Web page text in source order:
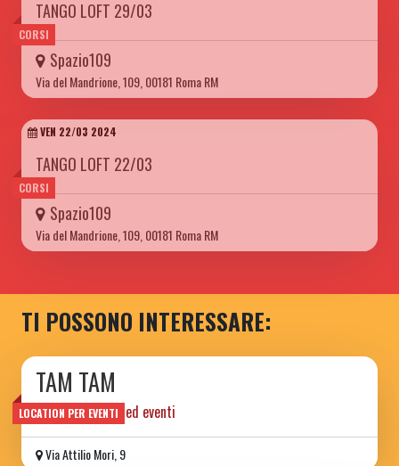
CORSI
TANGO LOFT 29/03
Spazio109
Via del Mandrione, 109, 00181 Roma RM
CORSI
VEN 22/03 2024
TANGO LOFT 22/03
Spazio109
Via del Mandrione, 109, 00181 Roma RM
TI POSSONO INTERESSARE:
LOCATION PER EVENTI
TAM TAM
locale per feste ed eventi
Via Attilio Mori, 9